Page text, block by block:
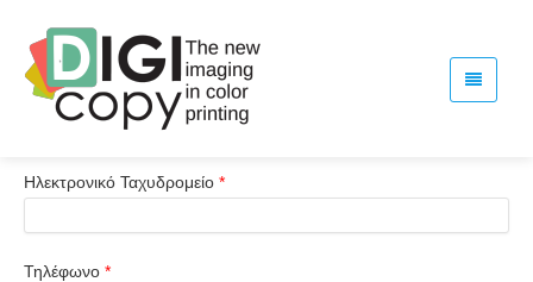
Ονομα & Eπώνυμο *
Ηλεκτρονικό Ταχυδρομείο *
Τηλέφωνο *